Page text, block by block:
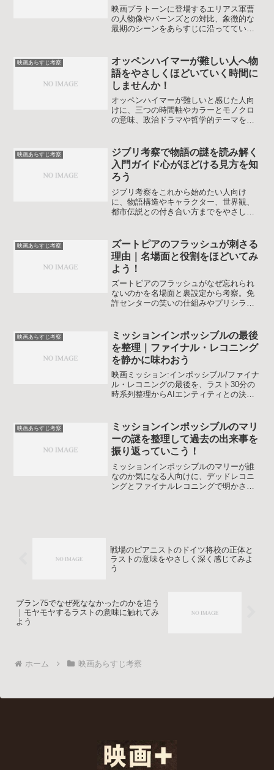
映画プラトーンに登場するエリアス軍曹
の人物像やバーンズとの対比、象徴的な
最期のシーンをあらすじに沿ってていね
すくするための考察ガイドです。
映画あらすじ考察
オッペンハイマーが難しい人へ物
語をやさしくほどいていく時間に
しませんか！
オッペンハイマーが難しいと感じた人向
けに、三つの時間軸やカラーとモノクロ
の意味、政治ドラマや哲学的テーマを整
も紹介します。
映画あらすじ考察
ジブリ考察で物語の謎を読み解く
入門ガイド心がほどける見方を知
ろう
ジブリ考察をこれから始めたい人向け
に、物語構造やキャラクター、世界観、
都市伝説との付き合い方までをやさしく
た。
映画あらすじ考察
ズートピアのフラッシュが刺さる
理由｜名場面と役割をほどいてみ
よう！
ズートピアのフラッシュがなぜ忘れられ
ないのかを名場面と裏設定から考察。免
許センターの笑いの仕組みやプリシラと
げます。再視聴ポイントも示すので忙し
い人でも短時間で理解がまとまります。
映画あらすじ考察
ミッションインポッシブルの最後
を整理｜ファイナル・レコニング
を静かに味わおう
映画ミッション:インポッシブル/ファイナ
ル・レコニングの最後を、ラスト30分の
時系列整理からAIエンティティとの決
し、余韻を深めます。
映画あらすじ考察
ミッションインポッシブルのマリ
ーの謎を整理して過去の出来事を
振り返っていこう！
ミッションインポッシブルのマリーが誰
なのか気になる人向けに、デッドレコニ
ングとファイナルレコニングで明かされ
戦場のピアニストのドイツ将校の正体と
ラストの意味をやさしく深く感じてみよ
う
プラン75でなぜ死ななかったのかを追う
｜モヤモヤするラストの意味に触れてみ
よう
ホーム 映画あらすじ考察